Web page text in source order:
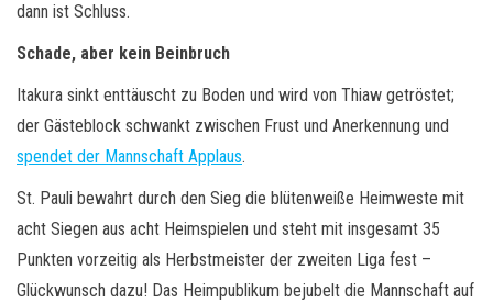
dann ist Schluss.
Schade, aber kein Beinbruch
Itakura sinkt enttäuscht zu Boden und wird von Thiaw getröstet;
der Gästeblock schwankt zwischen Frust und Anerkennung und
spendet der Mannschaft Applaus.
St. Pauli bewahrt durch den Sieg die blütenweiße Heimweste mit
acht Siegen aus acht Heimspielen und steht mit insgesamt 35
Punkten vorzeitig als Herbstmeister der zweiten Liga fest –
Glückwunsch dazu! Das Heimpublikum bejubelt die Mannschaft auf